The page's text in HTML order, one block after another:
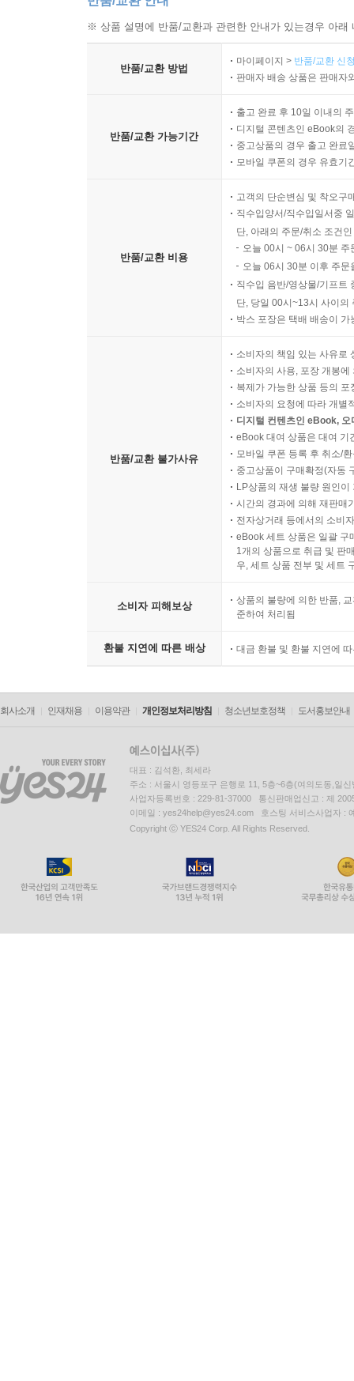
※ 상품 설명에 반품/교환과 관련한 안내가 있는경우 아
반품/교환 방법
마이페이지 > 반품/교환 신
판매자 배송 상품은 판매자
반품/교환 가능기간
출고 완료 후 10일 이내의
디지털 콘텐츠인 eBook의
중고상품의 경우 출고 완료
모바일 쿠폰의 경우 유효기
반품/교환 비용
고객의 단순변심 및 착오구
직수입양서/직수입일서중
단, 아래의 주문/취소 조건
오늘 00시 ~ 06시 30분
오늘 06시 30분 이후 주
직수입 음반/영상물/기프트
단, 당일 00시~13시 사이의
박스 포장은 택배 배송이
반품/교환 불가사유
소비자의 책임 있는 사유로
소비자의 사용, 포장 개봉
복제가 가능한 상품 등의
소비자의 요청에 따라 개별
디지털 컨텐츠인 eBook,
eBook 대여 상품은 대여 기
모바일 쿠폰 등록 후 취소/
중고상품이 구매확정(자동
LP상품의 재생 불량 원인
시간의 경과에 의해 재판매
전자상거래 등에서의 소비
eBook 세트 상품은 일괄 구
1개의 상품으로 취급 및 판
우, 세트 상품 전부 및 세트
소비자 피해보상
상품의 불량에 의한 반품,
준하여 처리됨
환불 지연에 따른 배상 대금 환불 및 환불 지연에
회사소개 인재채용 이용약관 개인정보처리방침 청소년보호정책 도서홍보안내
대표 : 김석환, 최세라
주소 : 서울시 영등포구 은행로 11, 5층~6층(여의도동,일신
사업자등록번호 : 229-81-37000 통신판매업신고 : 제
이메일 : yes24help@yes24.com 호스팅 서비스사업자 :
Copyright ⓒ YES24 Corp. All Rights Reserved.